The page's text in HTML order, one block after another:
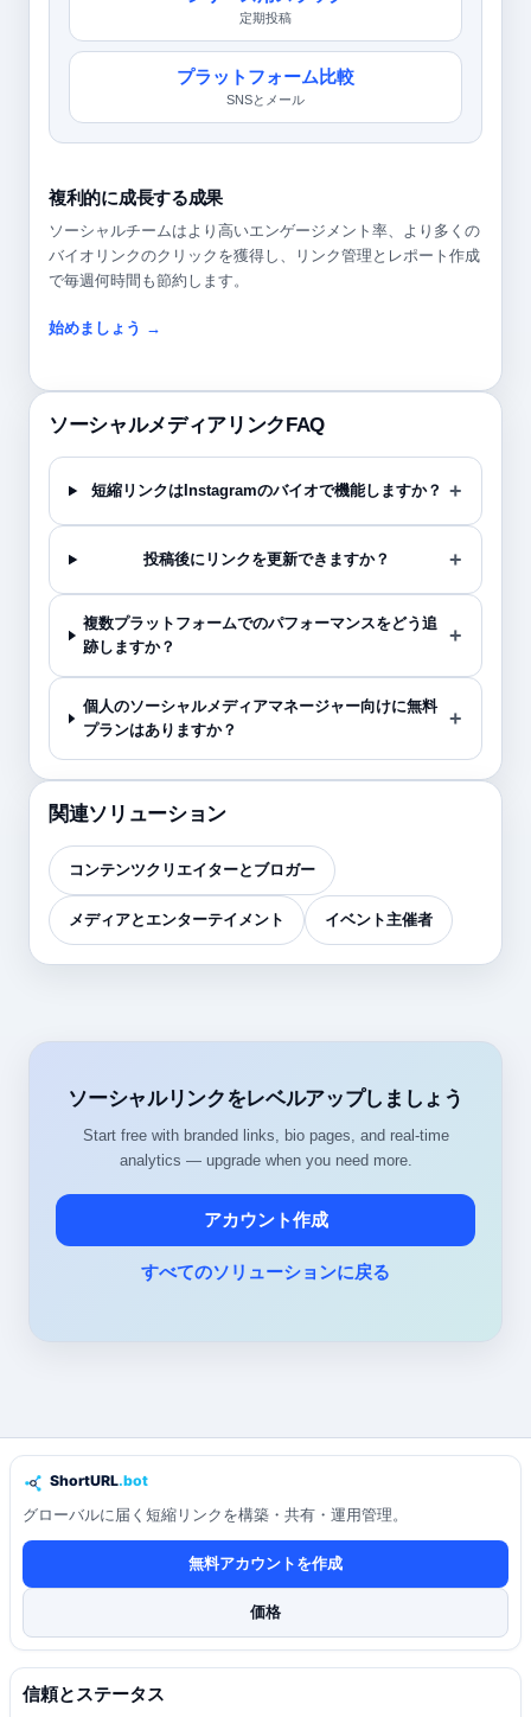
定期投稿
プラットフォーム比較
SNSとメール
複利的に成長する成果
ソーシャルチームはより高いエンゲージメント率、より多くの
バイオリンクのクリックを獲得し、リンク管理とレポート作成
で毎週何時間も節約します。
始めましょう →
ソーシャルメディアリンクFAQ
短縮リンクはInstagramのバイオで機能しますか？
投稿後にリンクを更新できますか？
複数プラットフォームでのパフォーマンスをどう追
跡しますか？
個人のソーシャルメディアマネージャー向けに無料
プランはありますか？
関連ソリューション
コンテンツクリエイターとブロガー
メディアとエンターテイメント イベント主催者
ソーシャルリンクをレベルアップしましょう
Start free with branded links, bio pages, and real-time
analytics — upgrade when you need more.
アカウント作成
すべてのソリューションに戻る
グローバルに届く短縮リンクを構築・共有・運用管理。
無料アカウントを作成
価格
信頼とステータス